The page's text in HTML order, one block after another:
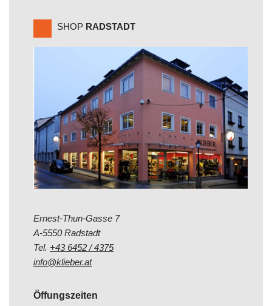
SHOP RADSTADT
Ernest-Thun-Gasse 7
A-5550 Radstadt
Tel. +43 6452 / 4375
info@klieber.at
Öffungszeiten